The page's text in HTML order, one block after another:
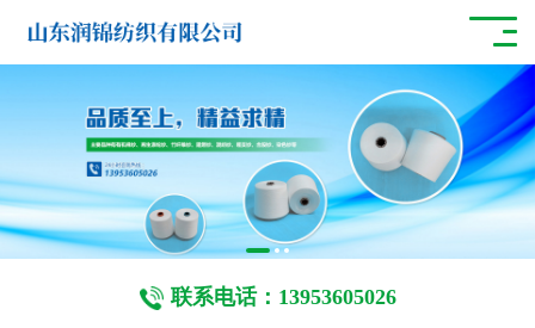
联系电话：13953605026